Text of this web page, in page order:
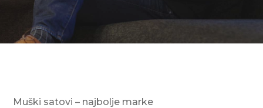
Muški satovi – najbolje marke